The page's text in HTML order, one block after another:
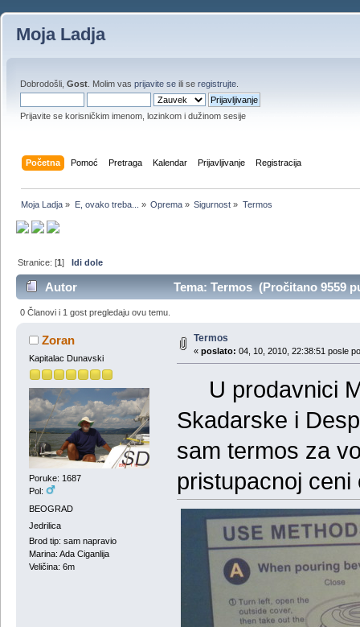
Moja Ladja
Dobrodošli, Gost . Molim vas prijavite se ili se registrujte
Prijavite se korisničkim imenom, lozinkom i dužinom sesije
Početna Pomoć Pretraga Kalendar Prijavljivanje Registracija
Moja Ladja » E, ovako treba... » Oprema» Sigurnost » Termos
Stranice: [1]Idi dole
Autor Tema: Termos (Pročitano 9559
0 Članovi i 1 gost pregledaju ovu temu.
Zoran
Kapitalac Dunavski
Poruke: 1687
Pol:
BEOGRAD
Jedrilica
Brod tip: sam napravio
Marina: Ada Ciganlija
Veličina: 6m
Termos
« poslato: 04, 10, 2010, 22:38:51 posle
U prodavnici
Skadarske i
sam termos za
pristupacnoj ceni